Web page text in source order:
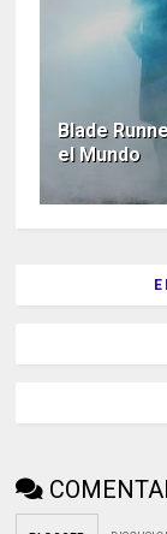
Blade
el Mundo